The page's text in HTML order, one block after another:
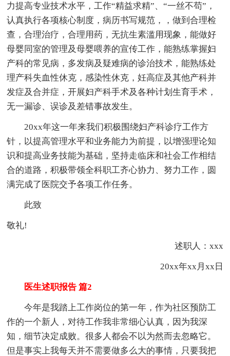
力提高专业技术水平，工作“精益求精”、“一丝不苟”，
认真执行各项核心制度，病历书写规范，，做到合理检
查，合理治疗，合理用药，无抗生素滥用现象，能做好
母婴同室的管理及母婴喂养的宣传工作，能熟练掌握妇
产科的常见病，多发病及疑难病的诊治技术，能熟练处
理产科失血性休克，感染性休克，妊高症及其他产科并
发症及合并症，开展妇产科手术及各种计划生育手术，
无一漏诊、误诊及差错事故发生。
20xx年这一年来我们积极围绕妇产科诊疗工作方
针，以提高管理水平和业务能力为前提，以增强理论知
识和提高业务技能为基础，坚持走临床和社会工作相结
合的道路，积极带领全科职工齐心协力、努力工作，圆
满完成了医院交予各项工作任务。
此致
敬礼!
述职人：xxx
20xx年xx月xx日
医生述职报告 篇2
今年是我踏上工作岗位的第一年，作为社区预防工
作的一个新人，对待工作我非常细心认真，因为我深
知，细节决定成败。很多人都会不以为然而去忽略它。
但是事实上我每天并不需要做多么大的事情，只要我把